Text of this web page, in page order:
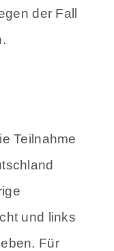
der Fall
Teilnahme
und links
Für